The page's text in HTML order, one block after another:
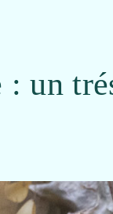
: un